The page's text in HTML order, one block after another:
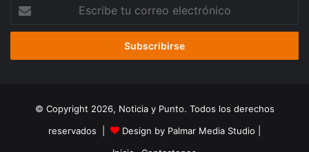
correo
© Copyright 2026, Noticia y Punto. Todos los derechos
reservados |
Design by Palmar Media Studio